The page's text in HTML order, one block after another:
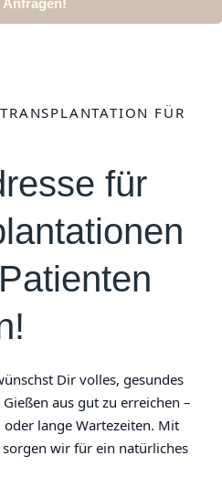
FÜR
für
Dir volles, gesundes
aus gut zu erreichen –
lange Wartezeiten. Mit
wir für ein natürliches